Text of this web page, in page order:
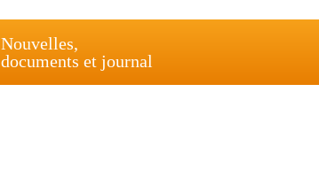
Nouvelles,
documents et journal